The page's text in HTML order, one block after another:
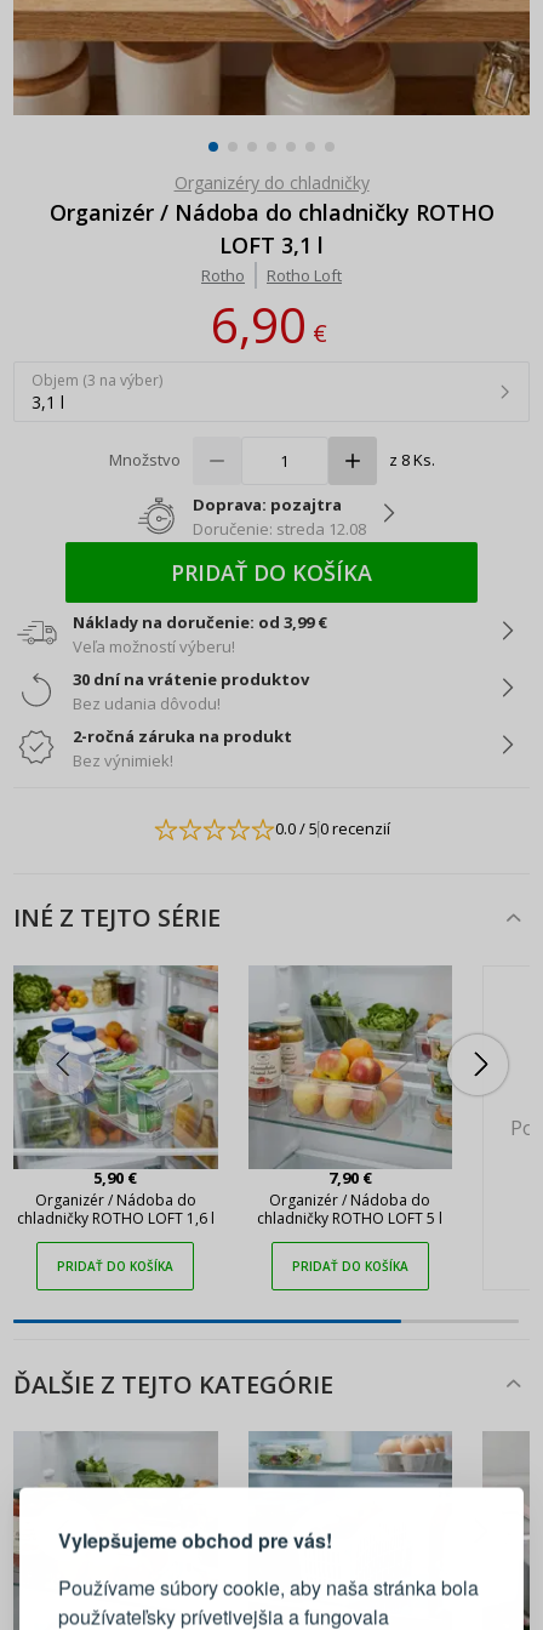
Vylepšujeme obchod pre vás!
Používame súbory cookie, aby naša stránka bola
používateľsky prívetivejšia a fungovala
Organizéry do chladničky
Organizér / Nádoba do chladničky ROTHO
LOFT 3,1 l
Rotho Rotho Loft
6,90€
Objem (3 na výber)
3,1 l
Množstvo z 8 Ks.
Doprava: pozajtra
Doručenie: streda 12.08
PRIDAŤ DO KOŠÍKA
Náklady na doručenie: od 3,99 €
Veľa možností výberu!
30 dní na vrátenie produktov
Bez udania dôvodu!
2-ročná záruka na produkt
Bez výnimiek!
0.0/ 50 recenzií
INÉ Z TEJTO SÉRIE
5,90 €
Organizér / Nádoba do
chladničky ROTHO LOFT 1,6 l
PRIDAŤ DO KOŠÍKA
7,90 €
Organizér / Nádoba do
chladničky ROTHO LOFT 5 l
PRIDAŤ DO KOŠÍKA
ĎALŠIE Z TEJTO KATEGÓRIE
PRIHLÁSENIE REGISTRÁCIA
Prihláste sa k svojmu účtu